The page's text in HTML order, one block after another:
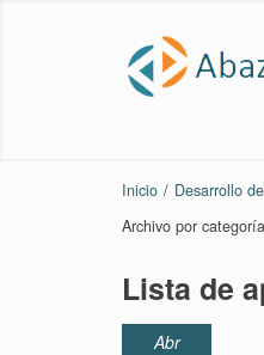
Inicio / Desarrollo
Archivo por
Lista de
Abr